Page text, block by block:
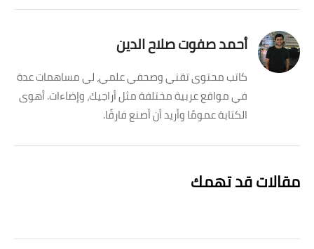
أحمد صفوت صلاح الدين
كاتب محتوى تقني وصحفي علمي، لي مساهمات عدة
في مواقع عربية مختلفة مثل أراجيك، وإضاءات. أهوى
الكتابة عمومًا وأريد أن أصنع فارقًا.
مقالات قد تهمك